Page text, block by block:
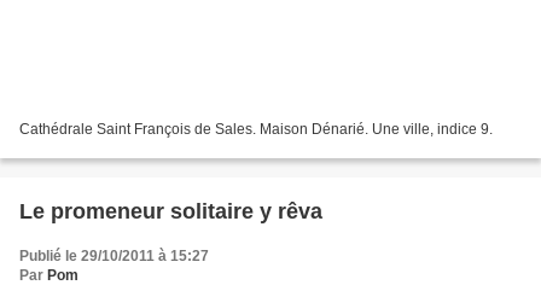
Cathédrale Saint François de Sales. Maison Dénarié. Une ville, indice 9.
Le promeneur solitaire y rêva
Publié le 29/10/2011 à 15:27
Par Pom